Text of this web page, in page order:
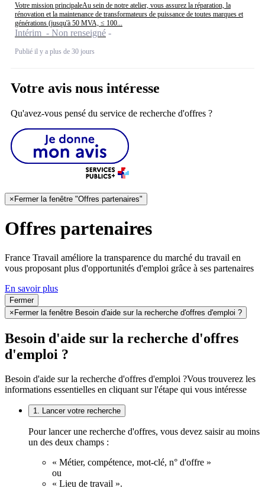
Votre mission principaleAu sein de notre atelier, vous assurez la réparation, la
rénovation et la maintenance de transformateurs de puissance de toutes marques et
générations (jusqu'à 50 MVA, ≤ 100...
Intérim - Non renseigné
Publié il y a plus de 30 jours
Votre avis nous intéresse
Qu'avez-vous pensé du service de recherche d'offres ?
× Fermer la fenêtre "Offres partenaires"
Offres partenaires
France Travail améliore la transparence du marché du travail en
vous proposant plus d'opportunités d'emploi grâce à ses partenaires
En savoir plus
Fermer
×Fermer la fenêtre Besoin d'aide sur la recherche d'offres d'emploi ?
Besoin d'aide sur la recherche d'offres
d'emploi ?
Besoin d'aide sur la recherche d'offres d'emploi ?Vous trouverez les
informations essentielles en cliquant sur l'étape qui vous intéresse
1. Lancer votre recherche
Pour lancer une recherche d'offres, vous devez saisir au moins
un des deux champs :
« Métier, compétence, mot-clé, n° d'offre »
ou
« Lieu de travail ».